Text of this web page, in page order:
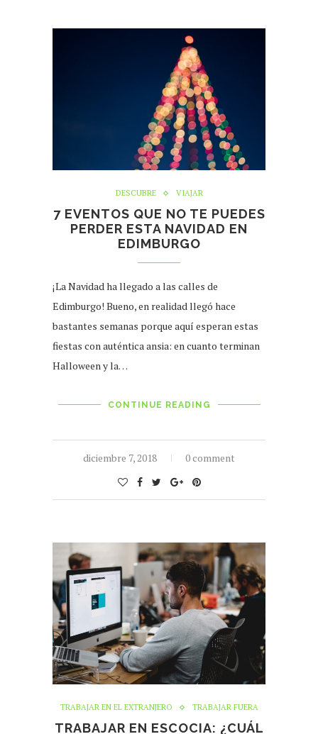
DESCUBRE VIAJAR
7 EVENTOS QUE NO TE PUEDES
PERDER ESTA NAVIDAD EN
EDIMBURGO
¡La Navidad ha llegado a las calles de
Edimburgo! Bueno, en realidad llegó hace
bastantes semanas porque aquí esperan estas
fiestas con auténtica ansia: en cuanto terminan
Halloween y la…
CONTINUE READING
diciembre 7, 2018 0 comment
TRABAJAR EN EL EXTRANJERO TRABAJAR FUERA
TRABAJAR EN ESCOCIA: ¿CUÁL